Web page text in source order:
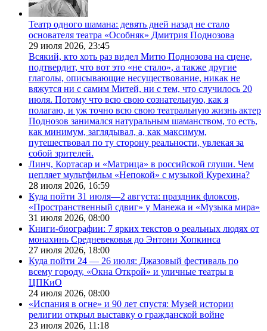
Театр одного шамана: девять дней назад не стало
основателя театра «Особняк» Дмитрия Поднозова
29 июля 2026, 23:45
Всякий, кто хоть раз видел Митю Поднозова на сцене,
подтвердит, что вот это «не стало», а также другие
глаголы, описывающие несуществование, никак не
вяжутся ни с самим Митей, ни с тем, что случилось 20
июля. Потому что всю свою сознательную, как я
полагаю, и уж точно всю свою театральную жизнь актер
Поднозов занимался натуральным шаманством, то есть,
как минимум, заглядывал, а, как максимум,
путешествовал по ту сторону реальности, увлекая за
собой зрителей.
Линч, Кортасар и «Матрица» в российской глуши. Чем
цепляет мультфильм «Непокой» с музыкой Курехина?
28 июля 2026, 16:59
Куда пойти 31 июля—2 августа: праздник флоксов,
«Пространственный сдвиг» у Манежа и «Музыка мира»
31 июля 2026, 08:00
Книги-биографии: 7 ярких текстов о реальных людях от
монахинь Средневековья до Энтони Хопкинса
27 июля 2026, 18:00
Куда пойти 24 — 26 июля: Джазовый фестиваль по
всему городу, «Окна Открой» и уличные театры в
ЦПКиО
24 июля 2026, 08:00
«Испания в огне» и 90 лет спустя: Музей истории
религии открыл выставку о гражданской войне
23 июля 2026, 11:18